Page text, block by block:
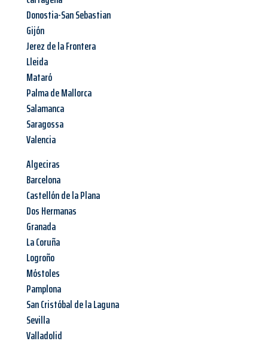
Donostia-San Sebastian
Gijón
Jerez de la Frontera
Lleida
Mataró
Palma de Mallorca
Salamanca
Saragossa
Valencia
Algeciras
Barcelona
Castellón de la Plana
Dos Hermanas
Granada
La Coruña
Logroño
Móstoles
Pamplona
San Cristóbal de la Laguna
Sevilla
Valladolid